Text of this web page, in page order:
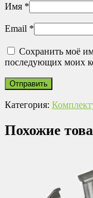
Имя *
Email *
Сохранить моё
последующих моих
Категория:
Похожие